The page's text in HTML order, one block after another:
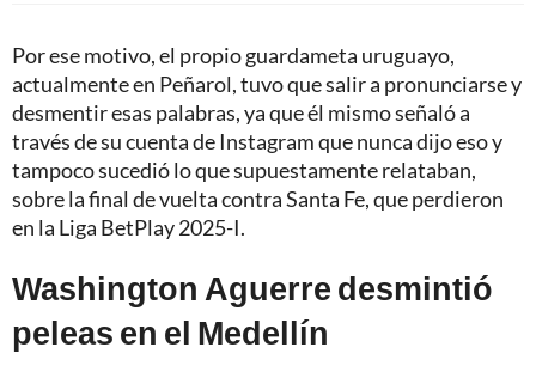
Por ese motivo, el propio guardameta uruguayo,
actualmente en Peñarol, tuvo que salir a pronunciarse y
desmentir esas palabras, ya que él mismo señaló a
través de su cuenta de Instagram que nunca dijo eso y
tampoco sucedió lo que supuestamente relataban,
sobre la final de vuelta contra Santa Fe, que perdieron
en la Liga BetPlay 2025-I.
Washington Aguerre desmintió
peleas en el Medellín